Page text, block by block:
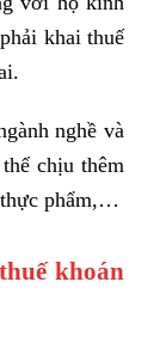
khai thuế
nghề và
chịu thêm
phẩm,…
khoán